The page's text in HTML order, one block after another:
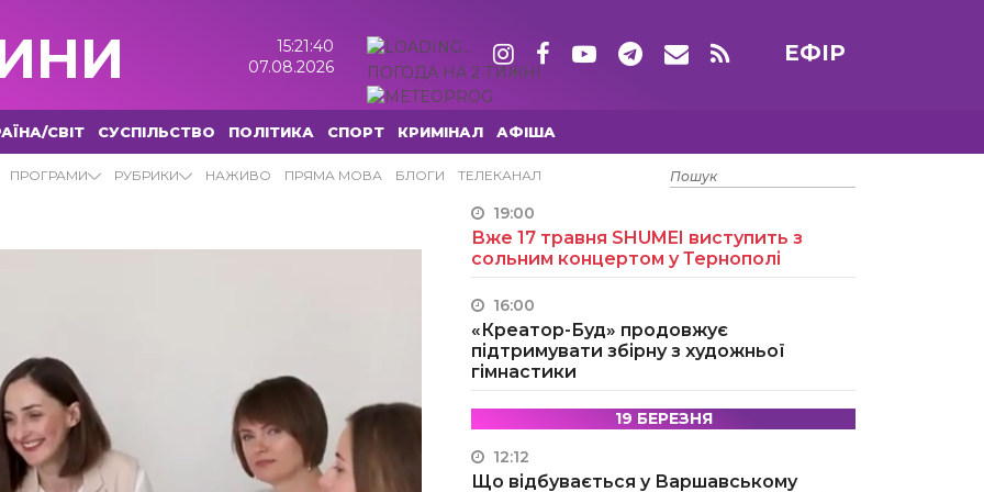
15:21:41
07.08.2026
ПОГОДА НА 2 ТИЖНІ
ЕФІР
СВІТ СУСПІЛЬСТВО ПОЛІТИКА СПОРТ КРИМІНАЛ АФІША
ПРОГРАМИ РУБРИКИ НАЖИВО ПРЯМА МОВА БЛОГИ ТЕЛЕКАНАЛ
15 ТРАВНЯ
19:00
Вже 17 травня SHUMEI виступить з
сольним концертом у Тернополі
16:00
«Креатор-Буд» продовжує
підтримувати збірну з художньої
гімнастики
19 БЕРЕЗНЯ
12:12
Що відбувається у Варшавському